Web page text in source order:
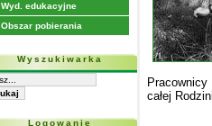
Wyd. edukacyjne
Obszar pobierania
Wyszukiwarka
Logowanie
Pracownicy
całej